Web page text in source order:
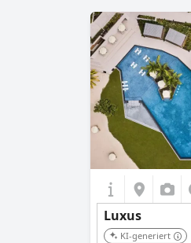
Luxus
KI-generiert